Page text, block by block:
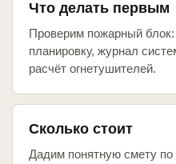
Что делать первым
Проверим пожарный
планировку, журнал
расчёт огнетушителей.
Сколько стоит
Дадим понятную смету